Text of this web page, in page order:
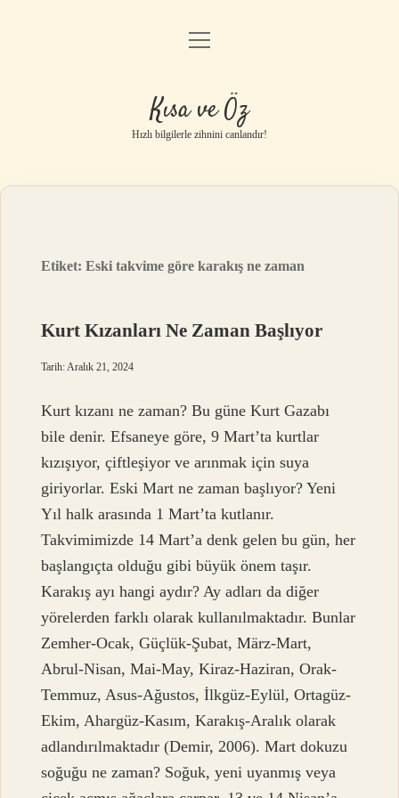
Anasayfa
Gizlilik Politikası
Yasal Uyarı
menüyü
Kısa ve Öz
Hızlı bilgilerle zihnini canlandır!
Etiket:Eski takvime göre karakış ne zaman
Kurt Kızanları Ne Zaman Başlıyor
Tarih: Aralık 21, 2024
Kurt kızanı ne zaman? Bu güne Kurt Gazabı
bile denir. Efsaneye göre, 9 Mart’ta kurtlar
kızışıyor, çiftleşiyor ve arınmak için suya
giriyorlar. Eski Mart ne zaman başlıyor? Yeni
Yıl halk arasında 1 Mart’ta kutlanır.
Takvimimizde 14 Mart’a denk gelen bu gün, her
başlangıçta olduğu gibi büyük önem taşır.
Karakış ayı hangi aydır? Ay adları da diğer
yörelerden farklı olarak kullanılmaktadır. Bunlar
Zemher-Ocak, Güçlük-Şubat, März-Mart,
Abrul-Nisan, Mai-May, Kiraz-Haziran, Orak-
Temmuz, Asus-Ağustos, İlkgüz-Eylül, Ortagüz-
Ekim, Ahargüz-Kasım, Karakış-Aralık olarak
adlandırılmaktadır (Demir, 2006). Mart dokuzu
soğuğu ne zaman? Soğuk, yeni uyanmış veya